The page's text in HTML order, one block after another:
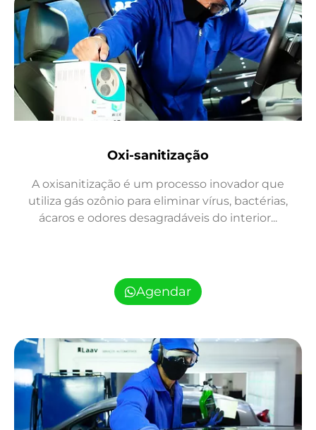
Oxi-sanitização
A oxisanitização é um processo inovador que
utiliza gás ozônio para eliminar vírus, bactérias,
ácaros e odores desagradáveis do interior...
Agendar